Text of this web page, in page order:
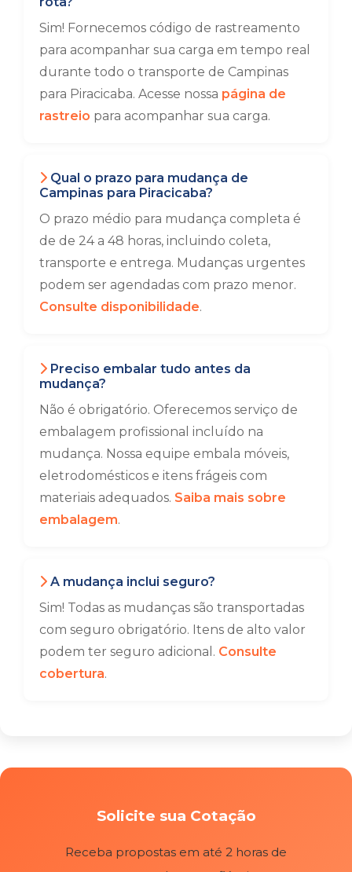
Sim! Fornecemos código de rastreamento
para acompanhar sua carga em tempo real
durante todo o transporte de Campinas
para Piracicaba. Acesse nossa página de
rastreio para acompanhar sua carga.
Qual o prazo para mudança de
Campinas para Piracicaba?
O prazo médio para mudança completa é
de de 24 a 48 horas, incluindo coleta,
transporte e entrega. Mudanças urgentes
podem ser agendadas com prazo menor.
Consulte disponibilidade.
Preciso embalar tudo antes da
mudança?
Não é obrigatório. Oferecemos serviço de
embalagem profissional incluído na
mudança. Nossa equipe embala móveis,
eletrodomésticos e itens frágeis com
materiais adequados. Saiba mais sobre
embalagem.
A mudança inclui seguro?
Sim! Todas as mudanças são transportadas
com seguro obrigatório. Itens de alto valor
podem ter seguro adicional. Consulte
cobertura.
Solicite sua Cotação
Receba propostas em até 2 horas de